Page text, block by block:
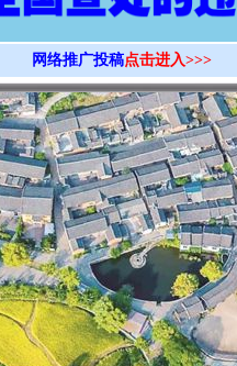
网络推广投稿点击进入>>>